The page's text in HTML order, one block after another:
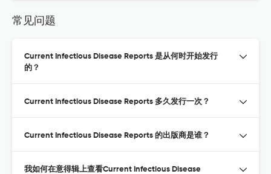
常见问题
Current Infectious Disease Reports 是从何时开始发行
的？
Current Infectious Disease Reports 多久发行一次？
Current Infectious Disease Reports 的出版商是谁？
我如何在意得辑上查看Current Infectious Disease